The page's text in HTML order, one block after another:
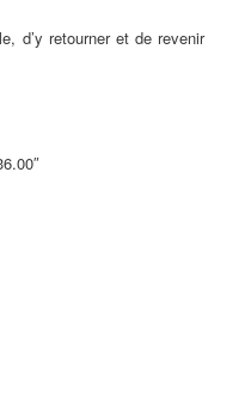
d’y retourner et de revenir